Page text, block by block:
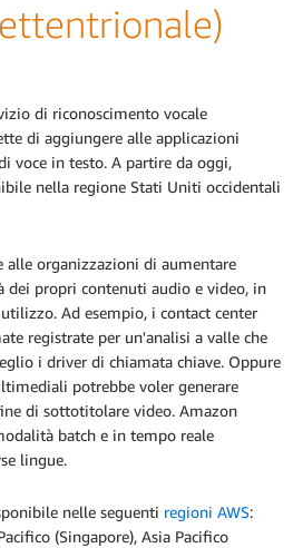
di riconoscimento vocale
di aggiungere alle applicazioni
voce in testo. A partire da oggi,
nella regione Stati Uniti occidentali
alle organizzazioni di aumentare
dei propri contenuti audio e video, in
Ad esempio, i contact center
registrate per un'analisi a valle che
i driver di chiamata chiave. Oppure
potrebbe voler generare
di sottotitolare video. Amazon
batch e in tempo reale
lingue.
nelle seguenti regioni AWS:
(Singapore), Asia Pacifico